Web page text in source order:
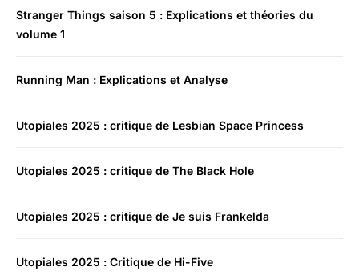
Stranger Things saison 5 : Explications et théories du
volume 1
Running Man : Explications et Analyse
Utopiales 2025 : critique de Lesbian Space Princess
Utopiales 2025 : critique de The Black Hole
Utopiales 2025 : critique de Je suis Frankelda
Utopiales 2025 : Critique de Hi-Five